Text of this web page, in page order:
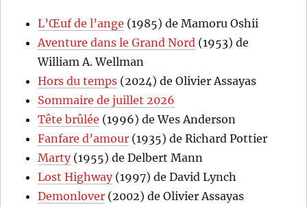
L’Œuf de l’ange (1985) de Mamoru Oshii
Aventure dans le Grand Nord (1953) de
William A. Wellman
Hors du temps (2024) de Olivier Assayas
Sommaire de juillet 2026
Tête brûlée (1996) de Wes Anderson
Fanfare d’amour (1935) de Richard Pottier
Marty(1955) de Delbert Mann
Lost Highway(1997) de David Lynch
Demonlover (2002) de Olivier Assayas